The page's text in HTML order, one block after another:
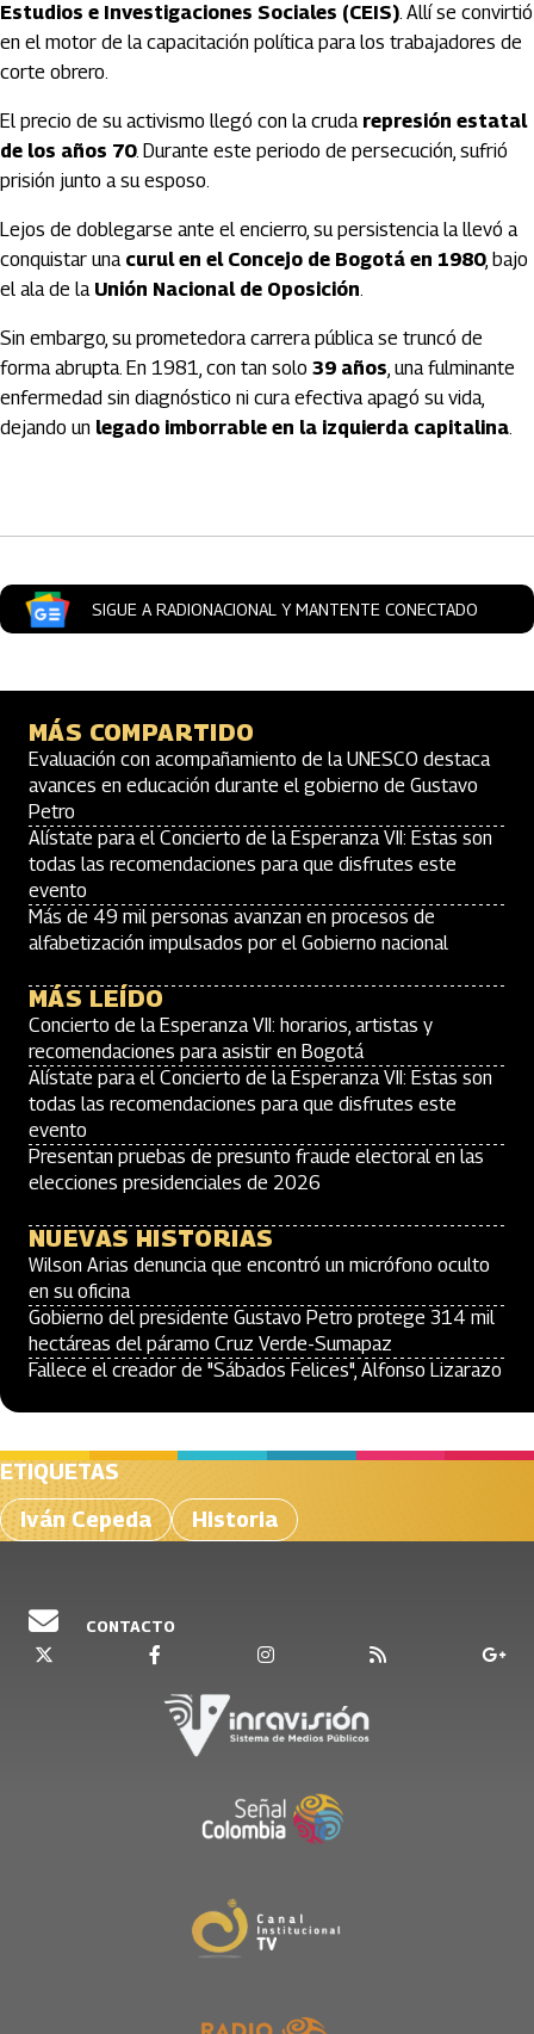
Estudios e Investigaciones Sociales (CEIS). Allí se convirtió
en el motor de la capacitación política para los trabajadores de
corte obrero.
El precio de su activismo llegó con la cruda represión estatal
de los años 70. Durante este periodo de persecución, sufrió
prisión junto a su esposo.
Lejos de doblegarse ante el encierro, su persistencia la llevó a
conquistar una curul en el Concejo de Bogotá en 1980, bajo
el ala de la Unión Nacional de Oposición.
Sin embargo, su prometedora carrera pública se truncó de
forma abrupta. En 1981, con tan solo 39 años, una fulminante
enfermedad sin diagnóstico ni cura efectiva apagó su vida,
dejando un legado imborrable en la izquierda capitalina.
SIGUE A RADIONACIONAL Y MANTENTE CONECTADO
MÁS COMPARTIDO
Evaluación con acompañamiento de la UNESCO destaca
avances en educación durante el gobierno de Gustavo
Petro
Alístate para el Concierto de la Esperanza VII: Estas son
todas las recomendaciones para que disfrutes este
evento
Más de 49 mil personas avanzan en procesos de
alfabetización impulsados por el Gobierno nacional
MÁS LEÍDO
Concierto de la Esperanza VII: horarios, artistas y
recomendaciones para asistir en Bogotá
Alístate para el Concierto de la Esperanza VII: Estas son
todas las recomendaciones para que disfrutes este
evento
Presentan pruebas de presunto fraude electoral en las
elecciones presidenciales de 2026
NUEVAS HISTORIAS
Wilson Arias denuncia que encontró un micrófono oculto
en su oficina
Gobierno del presidente Gustavo Petro protege 314 mil
hectáreas del páramo Cruz Verde-Sumapaz
Fallece el creador de "Sábados Felices", Alfonso Lizarazo
ETIQUETAS
Iván Cepeda
Historia
CONTACTO